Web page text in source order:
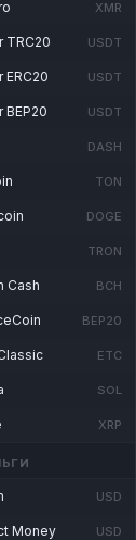
XMR
TRC20 USDT
ERC20 USDT
BEP20 USDT
DASH
TON
DOGE
TRON
Cash BCH
BEP20
ETC
SOL
XRP
USD
Money USD